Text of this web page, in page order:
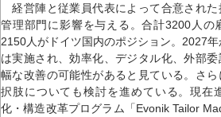
経営陣と従業員代表によって合意された
管理部門に影響を与える。合計3200人の
2150人がドイツ国内のポジション。2027
は実施され、効率化、デジタル化、外部
幅な改善の可能性があると見ている。さ
択肢についても検討を進めている。現在
化・構造改革プログラム「Evonik Tailor